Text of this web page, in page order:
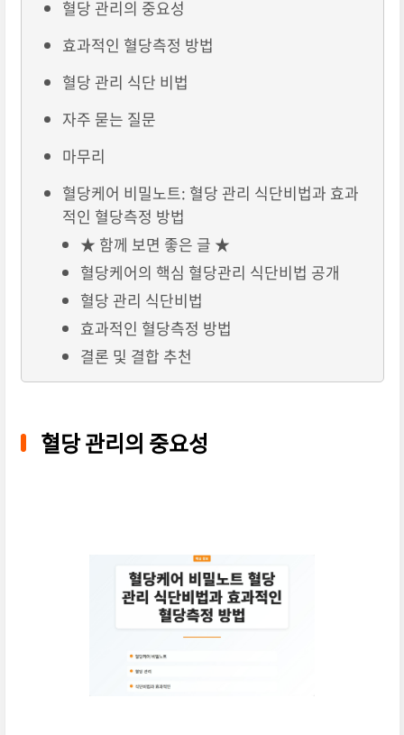
혈당 관리의 중요성
효과적인 혈당측정 방법
혈당 관리 식단 비법
자주 묻는 질문
마무리
혈당케어 비밀노트: 혈당 관리 식단비법과 효과
적인 혈당측정 방법
★ 함께 보면 좋은 글 ★
혈당케어의 핵심 혈당관리 식단비법 공개
혈당 관리 식단비법
효과적인 혈당측정 방법
결론 및 결합 추천
혈당 관리의 중요성